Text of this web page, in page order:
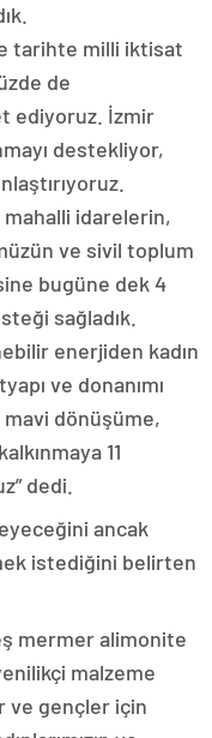
tarihte milli iktisat
de
ediyoruz. İzmir
destekliyor,
mahalli idarelerin,
ve sivil toplum
bugüne dek 4
sağladık.
enerjiden kadın
ve donanımı
mavi dönüşüme,
11
dedi.
ancak
istediğini belirten
mermer alimonite
malzeme
ve gençler için